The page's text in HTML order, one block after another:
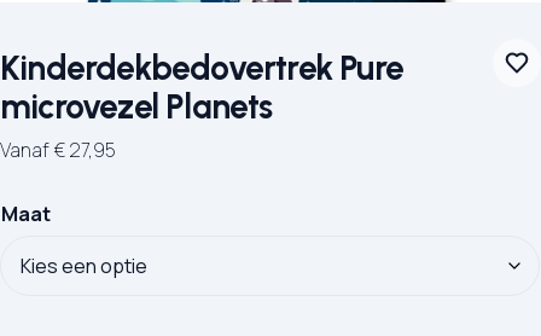
Kinderdekbedovertrek Pure
microvezel Planets
Vanaf€27,95
Maat